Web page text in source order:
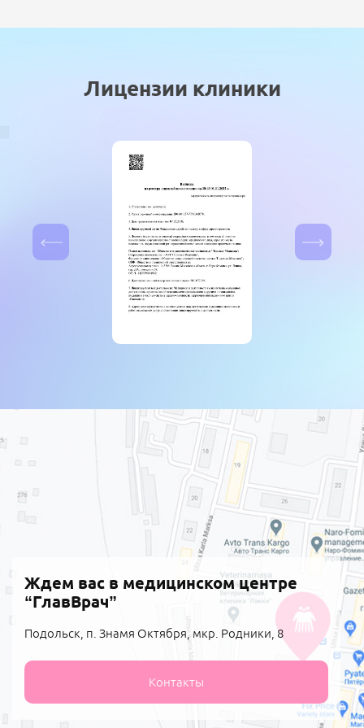
Лицензии клиники
Ждем вас в медицинском центре
“ГлавВрач”
Подольск, п. Знамя Октября, мкр. Родники, 8
Контакты